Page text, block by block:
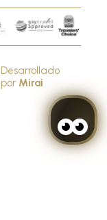
Desarrollado
por Mirai